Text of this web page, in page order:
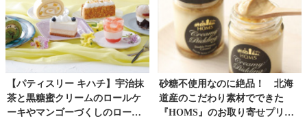
【パティスリー キハチ】宇治抹
茶と黒糖蜜クリームのロールケ
ーキやマンゴーづくしのロール
砂糖不使用なのに絶品！ 北海
道産のこだわり素材でできた
『HOMS』のお取り寄せプリ